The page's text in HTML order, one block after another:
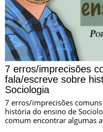
7 erros/imprecisões
fala/escreve sobre
Sociologia
7 erros/imprecisões
história do ensino de
comum encontrar algumas